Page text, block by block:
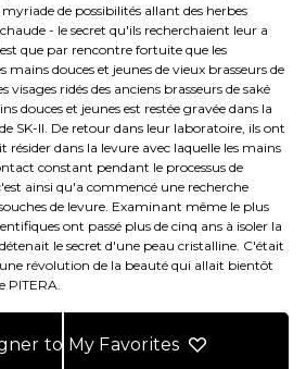
de possibilités allant des herbes
- le secret qu'ils recherchaient leur a
que par rencontre fortuite que les
mains douces et jeunes de vieux brasseurs de
visages ridés des anciens brasseurs de saké
douces et jeunes est restée gravée dans la
SK-II. De retour dans leur laboratoire, ils ont
résider dans la levure avec laquelle les mains
constant pendant le processus de
ainsi qu'a commencé une recherche
de levure. Examinant même le plus
ont passé plus de cinq ans à isoler la
le secret d'une peau cristalline. C'était
révolution de la beauté qui allait bientôt
PITERA.
to My Favorites